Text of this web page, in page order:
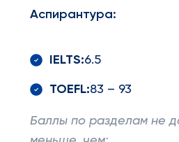
Аспирантура:
IELTS:6.5
TOEFL:83 – 93
Баллы по разделам не